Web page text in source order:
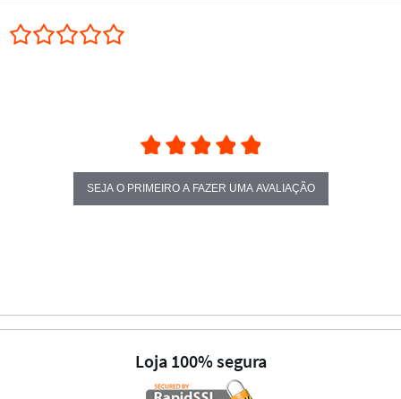
SEJA O PRIMEIRO A FAZER UMA AVALIAÇÃO